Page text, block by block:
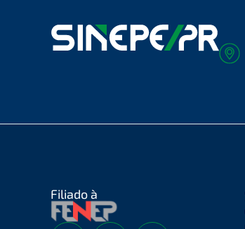
Filiado à